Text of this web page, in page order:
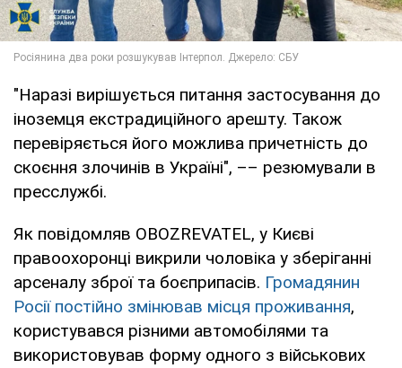
"Наразі вирішується питання застосування до
іноземця екстрадиційного арешту. Також
перевіряється його можлива причетність до
скоєння злочинів в Україні", –– резюмували в
пресслужбі.
Як повідомляв OBOZREVATEL, у Києві
правоохоронці викрили чоловіка у зберіганні
арсеналу зброї та боєприпасів. Громадянин
Росії постійно змінював місця проживання,
користувався різними автомобілями та
використовував форму одного з військових